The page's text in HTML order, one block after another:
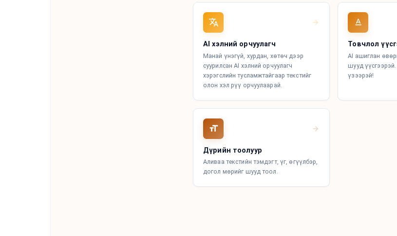
AI хэлний орчуулагч
Манай үнэгүй, хурдан, хөтөч дээр
суурилсан AI хэлний орчуулагч
хэрэгслийн тусламжтайгаар текстийг
олон хэл рүү орчуулаарай.
Товчлол
AI ашиглан
шууд
үзээрэй!
Дүрийн тоолуур
Аливаа текстийн тэмдэгт, үг, өгүүлбэр,
догол мөрийг шууд тоол.